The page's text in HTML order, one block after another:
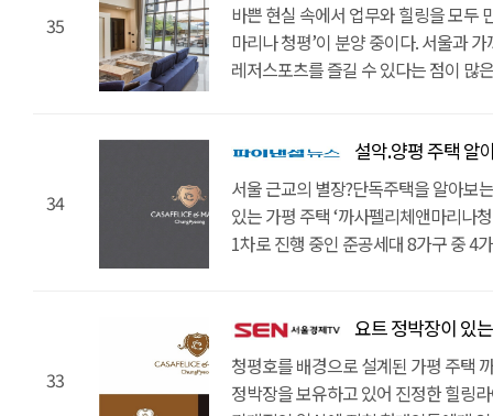
35
바쁜 현실 속에서 업무와 힐링을 모두
마리나 청평’이 분양 중이다. 서울과
레저스포츠를 즐길 수 있다는 점이 많
수 있는 가평 단독주택이다. 설악 IC에
강남권에서 이 곳까지 35분이면 충분
용도가 아닌, 주 주거 목적으로도 소
생활인프라도 풍부하다. 청심국제중
청심국제병원 등의 의료기관, 우체
요트ㆍ보트 실내 정박장을 보유하고
정박장에는 대략 25대 정도의 요트를
경우 개인 요트를 관리해주는 서비스
티파니를 포함한 다수의 수상 레저와
34
설악.양평 주택 알아본다
서울 근교의 별장?단독주택을 알아보
있는 가평 주택 ‘까사펠리체앤마리나
1차로 진행 중인 준공세대 8가구 중 4
가능하다. 성수대교에서 설악IC까지
35분이면 충분하다. 출퇴근이 가능한
소유 할 수 있어서 더욱 가치가 크다.
갖추어져 있어서 생활이 편리하다. 청
33
요트 정박장이 있는
청평호를 배경으로 설계된 가평 주택
정박장을 보유하고 있어 진정한 힐링